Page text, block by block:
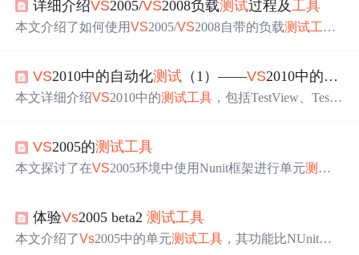
详细介绍VS2005/VS2008负载测试过程及 工具
本文介绍了如何使用VS2005/VS2008自带的负载测试工具
同并发数下系统的响应情况。
VS2010中的自动化测试 （1）——VS2010中的测试
本文详细介绍VS2010中的测试工具 ，包括TestView、TestL
VS2005的测试工具
本文探讨了在VS2005环境中使用Nunit框架进行单元测试
专业工具的优势。
体验Vs2005 beta2测试工具
本文介绍了Vs2005中的单元测试工具 ，其功能比NUnit更